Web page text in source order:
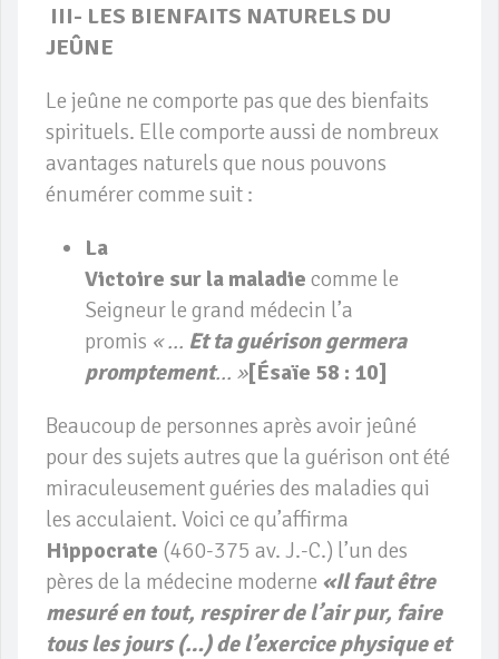
III- LES BIENFAITS NATURELS DU
JEÛNE
Le jeûne ne comporte pas que des bienfaits
spirituels. Elle comporte aussi de nombreux
avantages naturels que nous pouvons
énumérer comme suit :
La
Victoire sur la maladie comme le
Seigneur le grand médecin l’a
promis « … Et ta guérison germera
promptement… »[Ésaïe 58 : 10]
Beaucoup de personnes après avoir jeûné
pour des sujets autres que la guérison ont été
miraculeusement guéries des maladies qui
les acculaient. Voici ce qu’affirma
Hippocrate (460-375 av. J.-C.) l’un des
pères de la médecine moderne «Il faut être
mesuré en tout, respirer de l’air pur, faire
tous les jours (…) de l’exercice physique et